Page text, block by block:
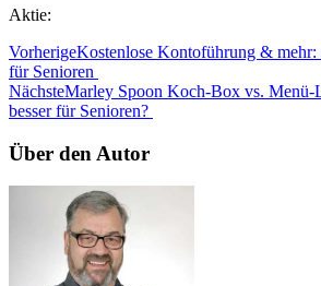
Aktie:
VorherigeKostenlose Kontoführung &
für Senioren
NächsteMarley Spoon Koch-Box vs. Menü-
besser für Senioren?
Über den Autor